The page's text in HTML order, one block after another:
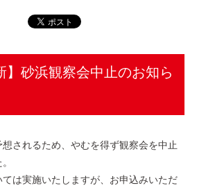
】砂浜観察会中止のお知ら
されるため、やむを得ず観察会を中止
は実施いたしますが、お申込みいただ
byKESENNUMA DESIGN